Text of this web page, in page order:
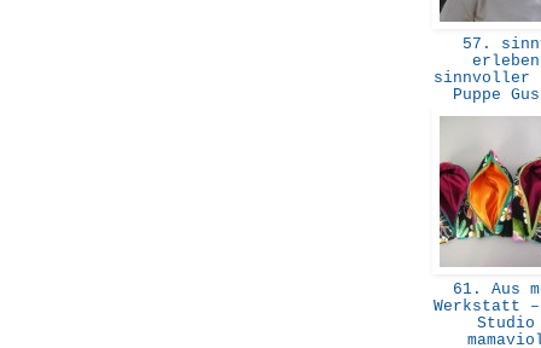
57.
sinnvoller
Puppe
61. Aus
Werkstatt